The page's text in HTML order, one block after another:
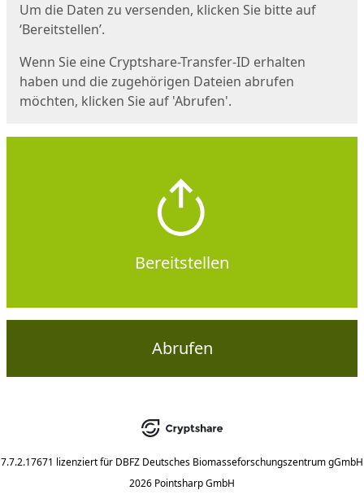
Um die Daten zu versenden, klicken Sie bitte auf
‘Bereitstellen’.
Wenn Sie eine Cryptshare-Transfer-ID erhalten
haben und die zugehörigen Dateien abrufen
möchten, klicken Sie auf 'Abrufen'.
Bereitstellen
Abrufen
7.7.2.17671 lizenziert für DBFZ Deutsches Biomasseforschungszentrum gGmbH
2026 Pointsharp GmbH